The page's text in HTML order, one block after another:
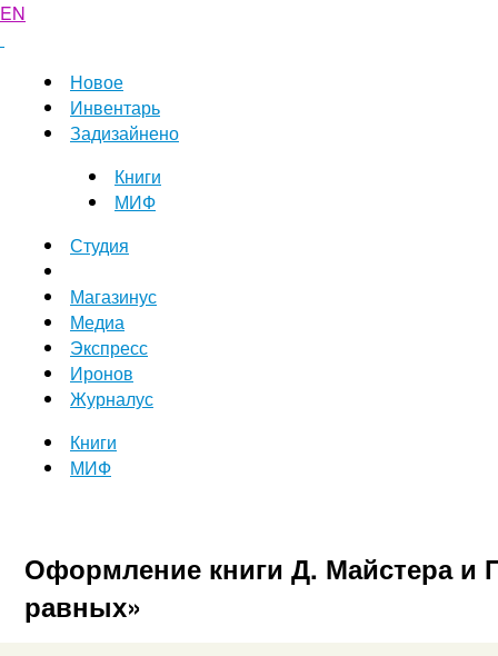
EN
Новое
Инвентарь
Задизайнено
Книги
МИФ
Студия
Магазинус
Медиа
Экспресс
Иронов
Журналус
Книги
МИФ
Оформление книги Д. Майстера и
равных»